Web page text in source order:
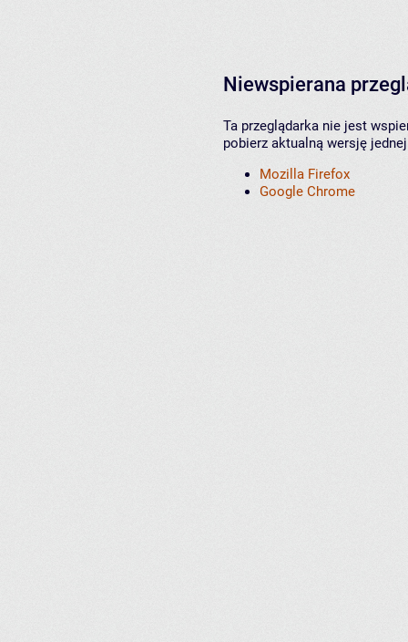
Niewspierana
Ta przeglądarka nie jest
pobierz aktualną wersję
Mozilla Firefox
Google Chrome